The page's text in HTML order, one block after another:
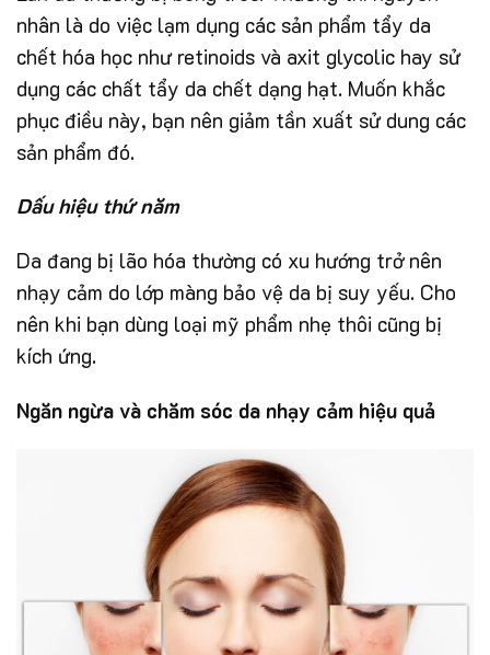
nhân là do việc lạm dụng các sản phẩm tẩy da
chết hóa học như retinoids và axit glycolic hay sử
dụng các chất tẩy da chết dạng hạt. Muốn khắc
phục điều này, bạn nên giảm tần xuất sử dung các
sản phẩm đó.
Dấu hiệu thứ năm
Da đang bị lão hóa thường có xu hướng trở nên
nhạy cảm do lớp màng bảo vệ da bị suy yếu. Cho
nên khi bạn dùng loại mỹ phẩm nhẹ thôi cũng bị
kích ứng.
Ngăn ngừa và chăm sóc da nhạy cảm hiệu quả